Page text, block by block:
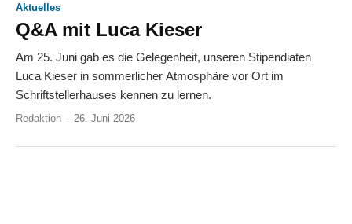
Aktuelles
Q&A mit Luca Kieser
Am 25. Juni gab es die Gelegenheit, unseren Stipendiaten
Luca Kieser in sommerlicher Atmosphäre vor Ort im
Schriftstellerhauses kennen zu lernen.
Redaktion - 26. Juni 2026